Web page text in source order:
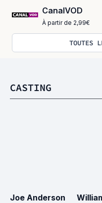
CanalVOD
À partir de 2,99€
TOUTES
CASTING
Joe Anderson